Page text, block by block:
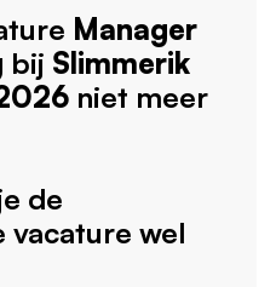
Manager
bij Slimmerik
niet meer
de
wel